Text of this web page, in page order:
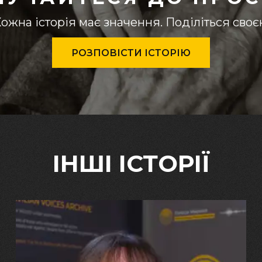
історія має значення. Поділіться
РОЗПОВІСТИ ІСТОРІЮ
ІНШІ ІСТОРІЇ